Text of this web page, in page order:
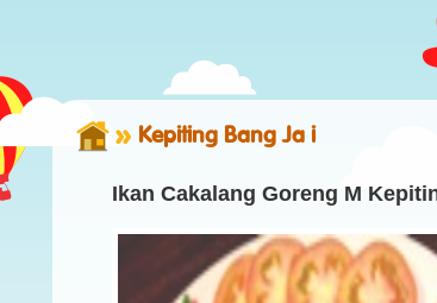
Kepiting Bang Ja i
Ikan Cakalang Goreng M